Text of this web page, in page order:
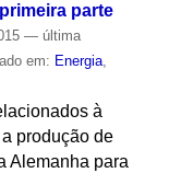
parte
— última
em: Energia,
à
produção de
Alemanha para